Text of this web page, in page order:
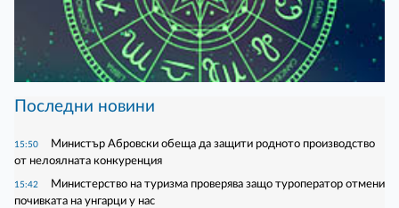
Последни новини
15:50
Министър Абровски обеща да защити родното производство
от нелоялната конкуренция
15:42
Министерство на туризма проверява защо туроператор отмени
почивката на унгарци у нас